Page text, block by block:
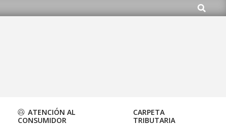
Buscar
ATENCIÓN AL
CONSUMIDOR
CARPETA
TRIBUTARIA